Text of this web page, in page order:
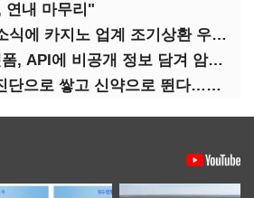
연내 마무리"
"관광기금 상향 소식에 카지노 업계 조기상환 우려"
모두의 창업 플랫폼, API에 비공개 정보 담겨 암호키까지 새나갔다
(내일의 거인들)진단으로 쌓고 신약으로 뛴다…세니젠의 대전환